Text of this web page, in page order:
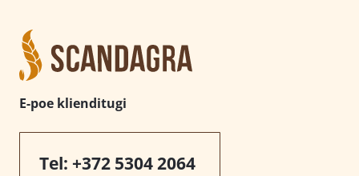
E-poe klienditugi
Tel: +372 5304 2064